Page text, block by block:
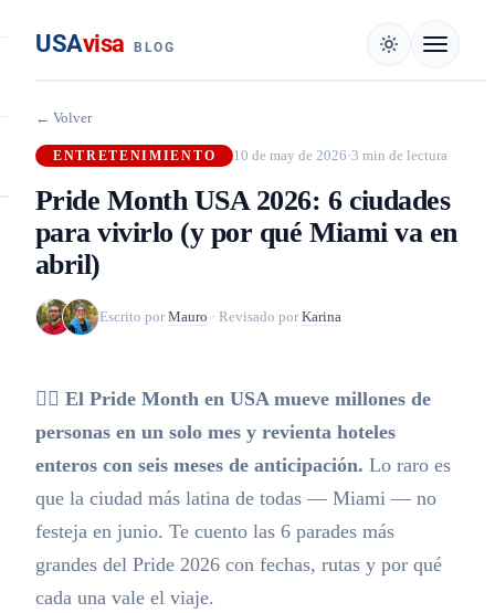
USAvisa BLOG
← Volver
ENTRETENIMIENTO 10 de may de 2026·3 min de lectura
Pride Month USA 2026: 6 ciudades
para vivirlo (y por qué Miami va en
abril)
Escrito por Mauro · Revisado por Karina
🏳️‍🌈 El Pride Month en USA mueve millones de
personas en un solo mes y revienta hoteles
enteros con seis meses de anticipación. Lo raro es
que la ciudad más latina de todas — Miami — no
festeja en junio. Te cuento las 6 parades más
grandes del Pride 2026 con fechas, rutas y por qué
cada una vale el viaje.